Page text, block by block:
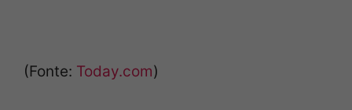
(Fonte: Today.com)